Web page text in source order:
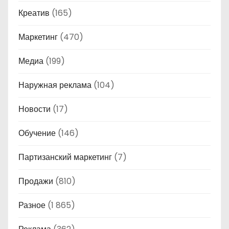
Креатив (165)
Маркетинг (470)
Медиа (199)
Наружная реклама (104)
Новости (17)
Обучение (146)
Партизанский маркетинг (7)
Продажи (810)
Разное (1 865)